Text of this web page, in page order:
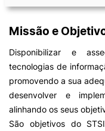
Missão e
Disponibilizar e
tecnologias de
promovendo a sua
desenvolver e
alinhando os seus
São objetivos do